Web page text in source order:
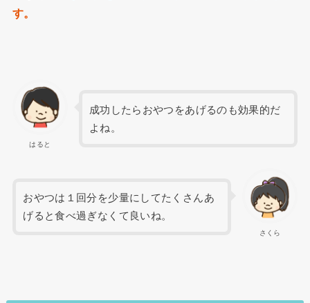
す。
はると
成功したらおやつをあげるのも効果的だ
よね。
さくら
おやつは１回分を少量にしてたくさんあ
げると食べ過ぎなくて良いね。